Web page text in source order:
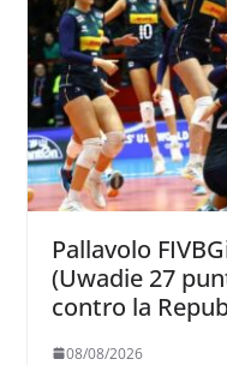
Pallavolo
(Uwadie 27
contro la
08/08/2026